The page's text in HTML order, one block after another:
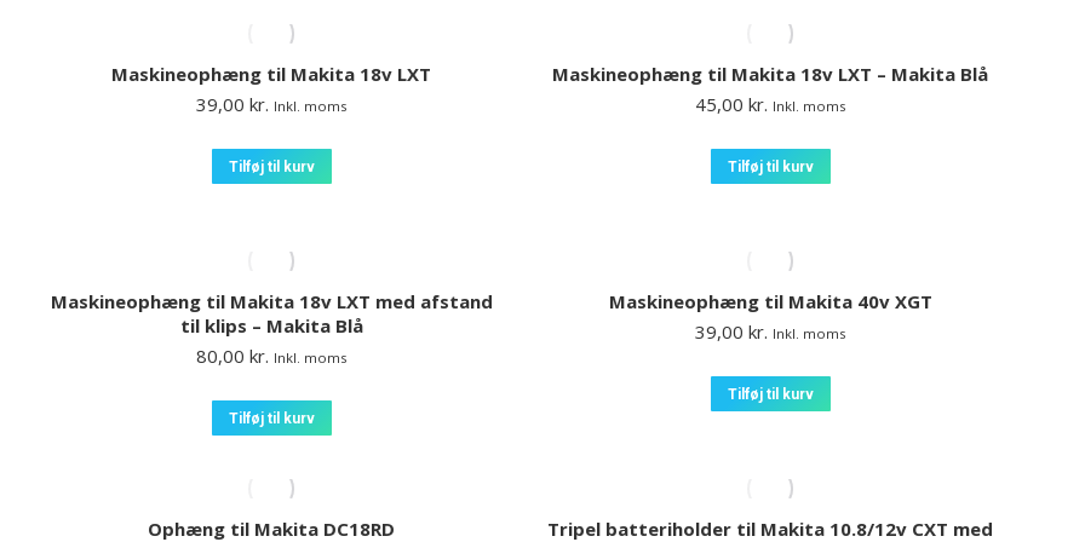
Maskineophæng til Makita 18v LXT
39,00 kr. Inkl. moms
Tilføj til kurv
Maskineophæng til Makita 18v LXT – Makita Blå
45,00 kr. Inkl. moms
Tilføj til kurv
Maskineophæng til Makita 18v LXT med afstand
til klips – Makita Blå
80,00 kr. Inkl. moms
Tilføj til kurv
Maskineophæng til Makita 40v XGT
39,00 kr. Inkl. moms
Tilføj til kurv
Ophæng til Makita DC18RD
Tripel batteriholder til Makita 10.8/12v CXT med